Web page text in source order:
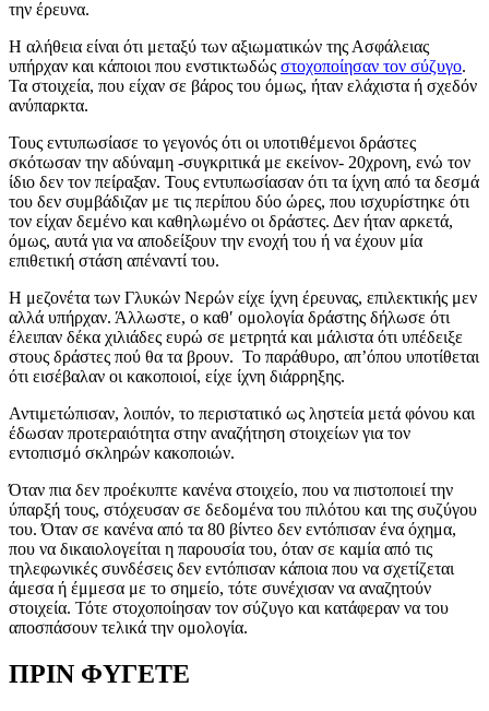
την έρευνα.
Η αλήθεια είναι ότι μεταξύ των αξιωματικών της Ασφάλειας
υπήρχαν και κάποιοι που ενστικτωδώς στοχοποίησαν τον σύζυγο.
Τα στοιχεία, που είχαν σε βάρος του όμως, ήταν ελάχιστα ή σχεδόν
ανύπαρκτα.
Τους εντυπωσίασε το γεγονός ότι οι υποτιθέμενοι δράστες
σκότωσαν την αδύναμη -συγκριτικά με εκείνον- 20χρονη, ενώ τον
ίδιο δεν τον πείραξαν. Τους εντυπωσίασαν ότι τα ίχνη από τα δεσμά
του δεν συμβάδιζαν με τις περίπου δύο ώρες, που ισχυρίστηκε ότι
τον είχαν δεμένο και καθηλωμένο οι δράστες. Δεν ήταν αρκετά,
όμως, αυτά για να αποδείξουν την ενοχή του ή να έχουν μία
επιθετική στάση απέναντί του.
Η μεζονέτα των Γλυκών Νερών είχε ίχνη έρευνας, επιλεκτικής μεν
αλλά υπήρχαν. Άλλωστε, ο καθ′ ομολογία δράστης δήλωσε ότι
έλειπαν δέκα χιλιάδες ευρώ σε μετρητά και μάλιστα ότι υπέδειξε
στους δράστες πού θα τα βρουν. Το παράθυρο, απ’όπου υποτίθεται
ότι εισέβαλαν οι κακοποιοί, είχε ίχνη διάρρηξης.
Αντιμετώπισαν, λοιπόν, το περιστατικό ως ληστεία μετά φόνου και
έδωσαν προτεραιότητα στην αναζήτηση στοιχείων για τον
εντοπισμό σκληρών κακοποιών.
Όταν πια δεν προέκυπτε κανένα στοιχείο, που να πιστοποιεί την
ύπαρξή τους, στόχευσαν σε δεδομένα του πιλότου και της συζύγου
του. Όταν σε κανένα από τα 80 βίντεο δεν εντόπισαν ένα όχημα,
που να δικαιολογείται η παρουσία του, όταν σε καμία από τις
τηλεφωνικές συνδέσεις δεν εντόπισαν κάποια που να σχετίζεται
άμεσα ή έμμεσα με το σημείο, τότε συνέχισαν να αναζητούν
στοιχεία. Τότε στοχοποίησαν τον σύζυγο και κατάφεραν να του
αποσπάσουν τελικά την ομολογία.
ΠΡΙΝ ΦΥΓΕΤΕ